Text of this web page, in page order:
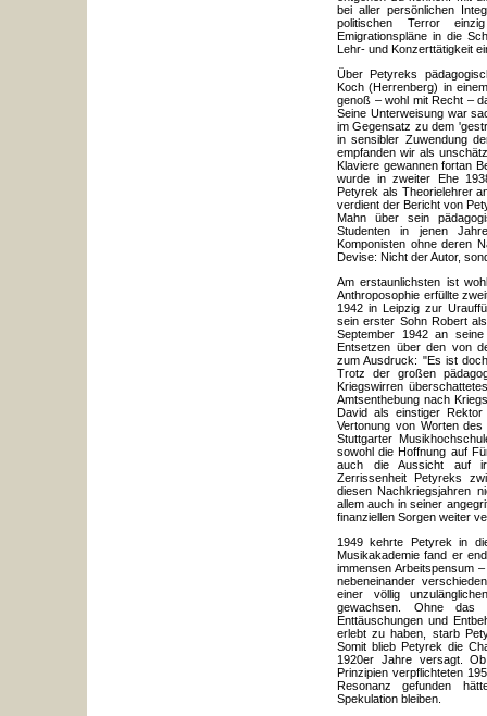
bei aller persönlichen
politischen Terror
Emigrationspläne in die
Lehr- und Konzerttätigkeit
Über Petyreks
Koch (Herrenberg) in
genoß – wohl mit Recht –
Seine Unterweisung war
im Gegensatz zu dem
in sensibler Zuwendung
empfanden wir als
Klaviere gewannen fortan
wurde in zweiter Ehe
Petyrek als Theorielehrer
verdient der Bericht von
Mahn über sein
Studenten in jenen
Komponisten ohne deren
Devise: Nicht der Autor,
Am erstaunlichsten ist
Anthroposophie erfüllte
1942 in Leipzig zur
sein erster Sohn Robert
September 1942 an
Entsetzen über den von
zum Ausdruck: "Es ist
Trotz der großen
Kriegswirren
Amtsenthebung nach
David als einstiger
Vertonung von Worten
Stuttgarter
sowohl die Hoffnung auf
auch die Aussicht auf
Zerrissenheit Petyreks
diesen Nachkriegsjahren
allem auch in seiner
finanziellen Sorgen weiter
1949 kehrte Petyrek in
Musikakademie fand er
immensen Arbeitspensum
nebeneinander
einer völlig
gewachsen. Ohne das
Enttäuschungen und
erlebt zu haben, starb
Somit blieb Petyrek die
1920er Jahre versagt.
Prinzipien verpflichteten
Resonanz gefunden
Spekulation bleiben.